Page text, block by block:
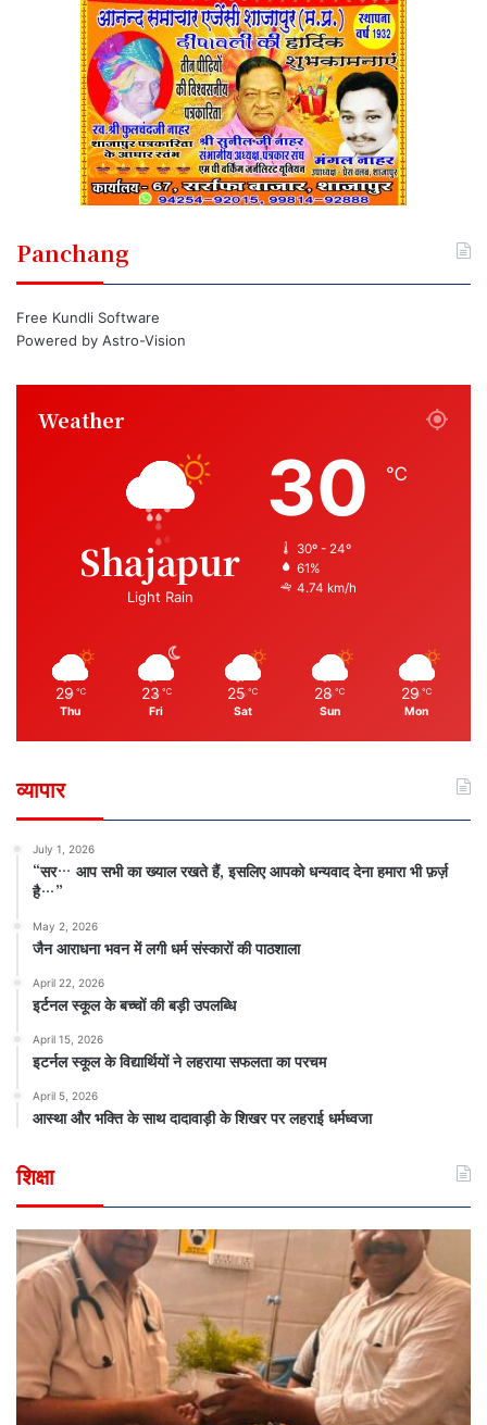
Panchang
Free Kundli Software
Powered by Astro-Vision
Weather
Shajapur
Light Rain
30 ℃
30º - 24º
61%
4.74 km/h
29 ℃
Thu
23 ℃
Fri
25 ℃
Sat
28 ℃
Sun
29 ℃
Mon
व्यापार
July 1, 2026
“सर… आप सभी का ख्याल रखते हैं, इसलिए आपको धन्यवाद देना हमारा भी फ़र्ज़
है…”
May 2, 2026
जैन आराधना भवन में लगी धर्म संस्कारों की पाठशाला
April 22, 2026
इर्टनल स्कूल के बच्चों की बड़ी उपलब्धि
April 15, 2026
इटर्नल स्कूल के विद्यार्थियों ने लहराया सफलता का परचम
April 5, 2026
आस्था और भक्ति के साथ दादावाड़ी के शिखर पर लहराई धर्मध्वजा
शिक्षा